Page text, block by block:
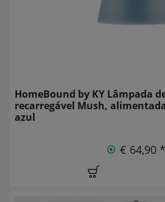
HomeBound by KY Lâmpada
recarregável Mush,
azul
€ 64,90 *